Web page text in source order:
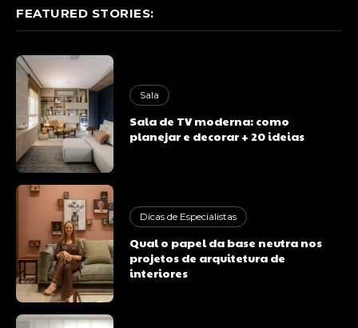
FEATURED STORIES:
Sala
Sala de TV moderna: como
planejar e decorar + 20 ideias
Dicas de Especialistas
Qual o papel da base neutra nos
projetos de arquitetura de
interiores